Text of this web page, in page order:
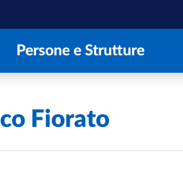
Persone e Strutture
Fiorato